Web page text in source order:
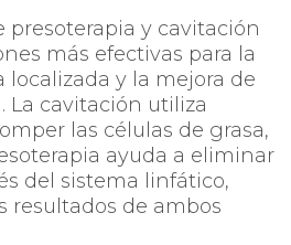
presoterapia y cavitación
más efectivas para la
localizada y la mejora de
La cavitación utiliza
las células de grasa,
ayuda a eliminar
del sistema linfático,
resultados de ambos